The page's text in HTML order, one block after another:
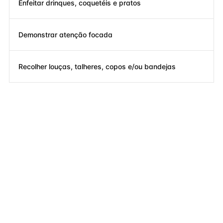
Enfeitar drinques, coquetéis e pratos
Demonstrar atenção focada
Recolher louças, talheres, copos e/ou bandejas